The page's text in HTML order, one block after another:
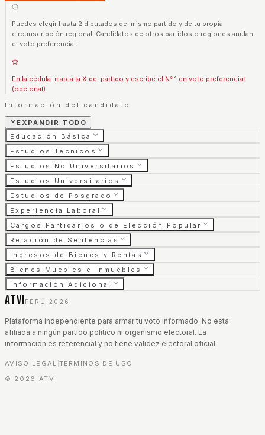
Puedes elegir hasta 2 diputados del mismo partido y de tu propia
circunscripción regional. Candidatos de otros partidos o regiones anulan
el voto preferencial.
En la cédula: marca la X del partido y escribe el N° 1 en voto preferencial
(opcional).
Información del candidato
EXPANDIR TODO
Educación Básica
Estudios Técnicos
Estudios No Universitarios
Estudios Universitarios
Estudios de Posgrado
Experiencia Laboral
Cargos Partidarios o de Elección Popular
Relación de Sentencias
Ingresos de Bienes y Rentas
Bienes Muebles e Inmuebles
Información Adicional
ATVI PERÚ 2026
Plataforma independiente para armar tu voto informado. No está
afiliada a ningún partido político ni organismo electoral. La
información es referencial y no tiene validez electoral oficial.
AVISO LEGAL TÉRMINOS DE USO
© 2026 ATVI